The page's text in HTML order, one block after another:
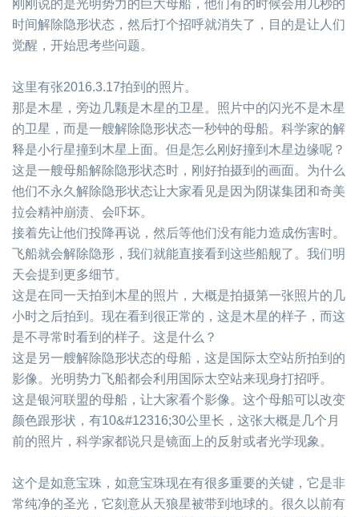
刚刚说的是光明势力的巨大母船，他们有的时候会用几秒的
时间解除隐形状态，然后打个招呼就消失了，目的是让人们
觉醒，开始思考些问题。
这里有张2016.3.17拍到的照片。
那是木星，旁边几颗是木星的卫星。照片中的闪光不是木星
的卫星，而是一艘解除隐形状态一秒钟的母船。科学家的解
释是小行星撞到木星上面。但是怎么刚好撞到木星边缘呢？
这是一艘母船解除隐形状态时，刚好拍摄到的画面。为什么
他们不永久解除隐形状态让大家看见是因为阴谋集团和奇美
拉会精祌崩渍、会吓坏。
接着先让他们投降再说，然后等他们没有能力造成伤害时。
飞船就会解除隐形，我们就能直接看到这些船舰了。我们明
天会提到更多细节。
这是在同一天拍到木星的照片，大概是拍摄第一张照片的几
小时之后拍到。现在看到很正常的，这是木星的样子，而这
是不寻常时看到的样子。这是什么？
这是另一艘解除隐形状态的母船，这是国际太空站所拍到的
影像。光明势力飞船都会利用国际太空站来现身打招呼。
这是银河联盟的母船，让大家看个影像。这个母船可以改变
颜色跟形状，有10&#12316;30公里长，这张大概是几个月
前的照片，科学家都说只是镜面上的反射或者光学现象。
这个是如意宝珠，如意宝珠现在有很多重要的关键，它是非
常纯净的圣光，它刻意从天狼星被带到地球的。很久以前有